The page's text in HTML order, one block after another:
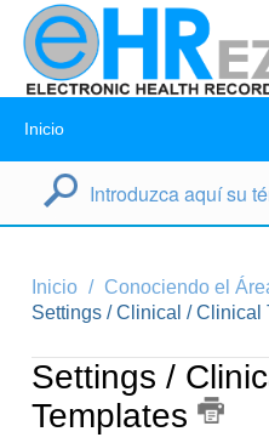
Inicio
Inicio
Conociendo el
Settings / Clinical / Clinical
Settings /
Templates